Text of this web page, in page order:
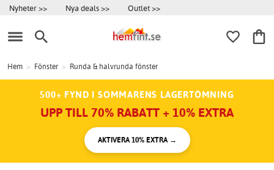
Nyheter >> Nya deals >> Outlet >>
Hem > Fönster > Runda & halvrunda fönster
500+ FYND I SOMMARENS LAGERTÖMNING
UPP TILL 70% RABATT + 10% EXTRA
AKTIVERA 10% EXTRA →